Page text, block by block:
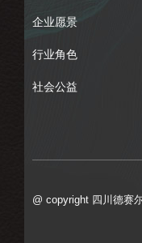
企业愿景
行业角色
社会公益
@ copyright 四川德赛